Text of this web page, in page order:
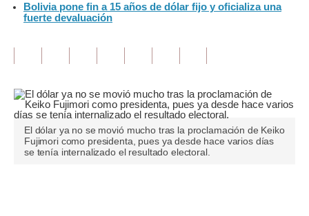
Opinión
Blogs
Tendencias
Bolivia pone fin a 15 años de dólar fijo y oficializa una
fuerte devaluación
El dólar ya no se movió mucho tras la proclamación de Keiko
Fujimori como presidenta, pues ya desde hace varios días
se tenía internalizado el resultado electoral.